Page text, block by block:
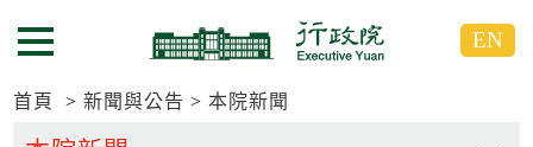
到
要
到
要
選單按鈕 EN
首頁 新聞與公告 本院新聞